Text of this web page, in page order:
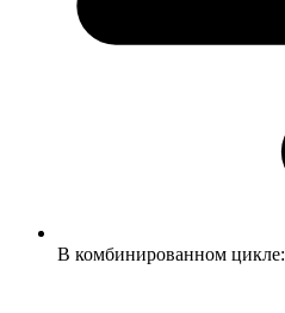
В комбинированном цикле: